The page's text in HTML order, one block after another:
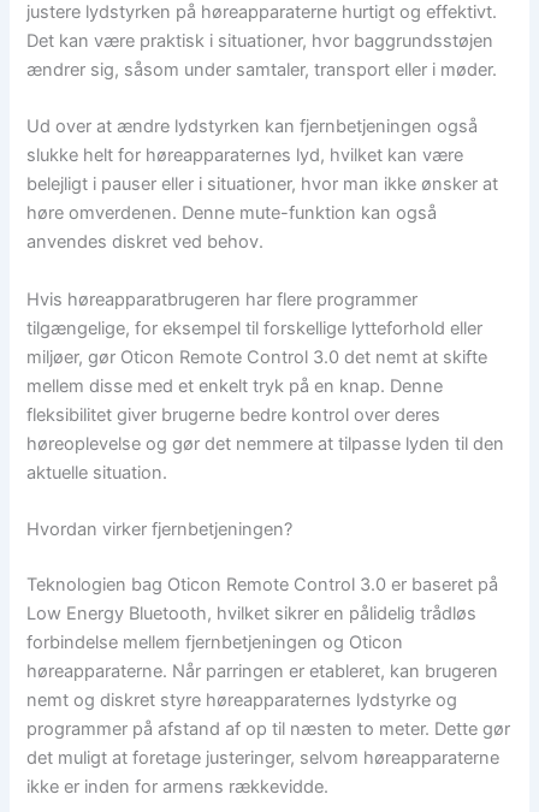
justere lydstyrken på høreapparaterne hurtigt og effektivt.
Det kan være praktisk i situationer, hvor baggrundsstøjen
ændrer sig, såsom under samtaler, transport eller i møder.
Ud over at ændre lydstyrken kan fjernbetjeningen også
slukke helt for høreapparaternes lyd, hvilket kan være
belejligt i pauser eller i situationer, hvor man ikke ønsker at
høre omverdenen. Denne mute-funktion kan også
anvendes diskret ved behov.
Hvis høreapparatbrugeren har flere programmer
tilgængelige, for eksempel til forskellige lytteforhold eller
miljøer, gør Oticon Remote Control 3.0 det nemt at skifte
mellem disse med et enkelt tryk på en knap. Denne
fleksibilitet giver brugerne bedre kontrol over deres
høreoplevelse og gør det nemmere at tilpasse lyden til den
aktuelle situation.
Hvordan virker fjernbetjeningen?
Teknologien bag Oticon Remote Control 3.0 er baseret på
Low Energy Bluetooth, hvilket sikrer en pålidelig trådløs
forbindelse mellem fjernbetjeningen og Oticon
høreapparaterne. Når parringen er etableret, kan brugeren
nemt og diskret styre høreapparaternes lydstyrke og
programmer på afstand af op til næsten to meter. Dette gør
det muligt at foretage justeringer, selvom høreapparaterne
ikke er inden for armens rækkevidde.